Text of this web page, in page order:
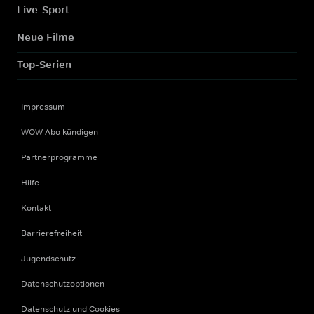
Live-Sport
Neue Filme
Top-Serien
Impressum
WOW Abo kündigen
Partnerprogramme
Hilfe
Kontakt
Barrierefreiheit
Jugendschutz
Datenschutzoptionen
Datenschutz und Cookies